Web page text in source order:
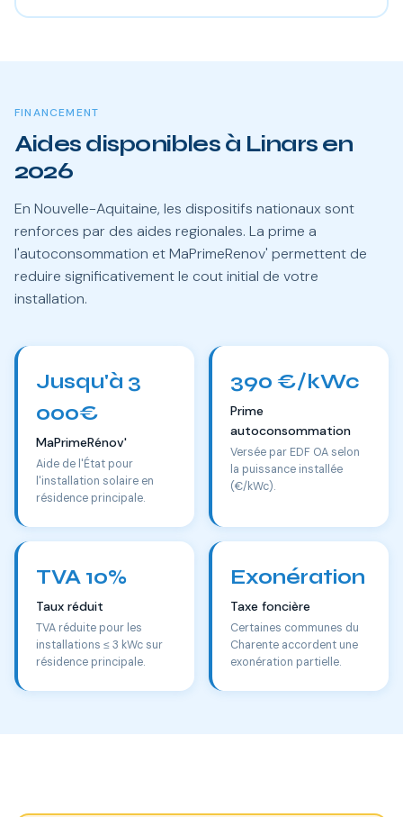
FINANCEMENT
Aides disponibles à Linars en
2026
En Nouvelle-Aquitaine, les dispositifs nationaux sont
renforces par des aides regionales. La prime a
l'autoconsommation et MaPrimeRenov' permettent de
reduire significativement le cout initial de votre
installation.
Jusqu'à 3
000€
MaPrimeRénov'
Aide de l'État pour
l'installation solaire en
résidence principale.
390 €/kWc
Prime
autoconsommation
Versée par EDF OA selon
la puissance installée
(€/kWc).
TVA 10%
Taux réduit
TVA réduite pour les
installations ≤ 3 kWc sur
résidence principale.
Exonération
Taxe foncière
Certaines communes du
Charente accordent une
exonération partielle.